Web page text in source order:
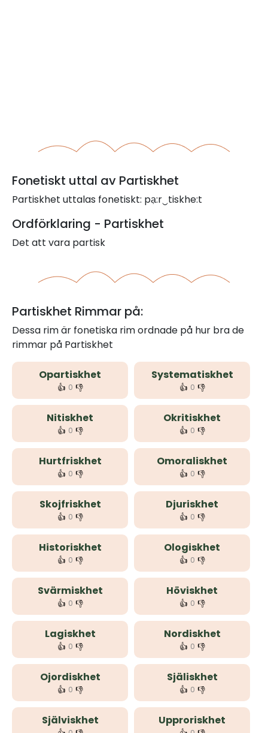
Fonetiskt uttal av Partiskhet
Partiskhet uttalas fonetiskt: pạ:r‿tiskhe:t
Ordförklaring - Partiskhet
Det att vara partisk
Partiskhet Rimmar på:
Dessa rim är fonetiska rim ordnade på hur bra de
rimmar på Partiskhet
Opartiskhet
👍 0 👎
Systematiskhet
👍 0 👎
Nitiskhet
👍 0 👎
Okritiskhet
👍 0 👎
Hurtfriskhet
👍 0 👎
Omoraliskhet
👍 0 👎
Skojfriskhet
👍 0 👎
Djuriskhet
👍 0 👎
Historiskhet
👍 0 👎
Ologiskhet
👍 0 👎
Svärmiskhet
👍 0 👎
Höviskhet
👍 0 👎
Lagiskhet
👍 0 👎
Nordiskhet
👍 0 👎
Ojordiskhet
👍 0 👎
Själiskhet
👍 0 👎
Själviskhet Upproriskhet